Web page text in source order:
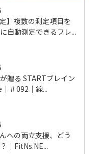
定】複数の測定項目を
自動測定できるフレ...
贈る STARTブレイン
＃092｜線...
への両立支援、どう
｜FitNs.NE...